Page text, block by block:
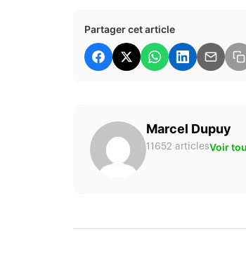
Partager cet article
Marcel Dupuy
11652 articlesVoir